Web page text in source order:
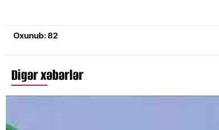
Oxunub: 82
Digər xəbərlər